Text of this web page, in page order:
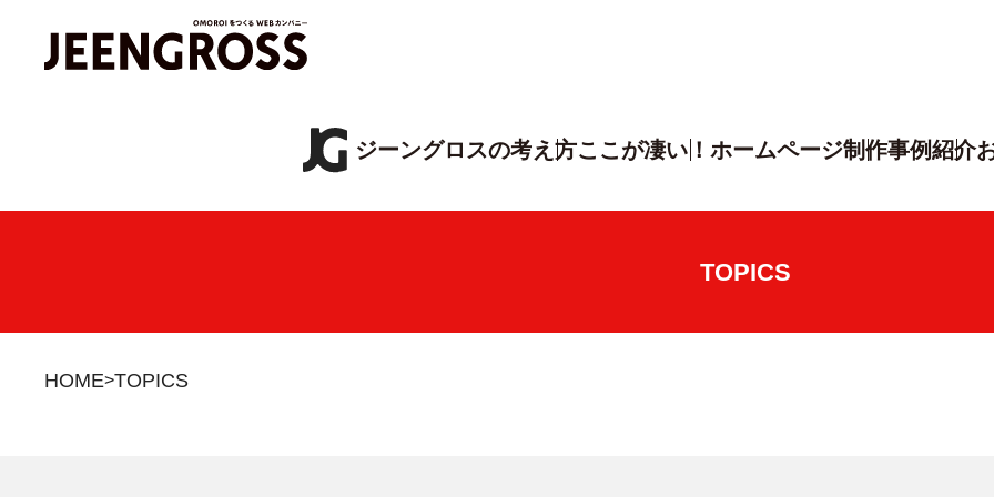
ジーングロスの考え方ここが凄い！ ホームページ制作事例紹介
TOPICS
HOME TOPICS